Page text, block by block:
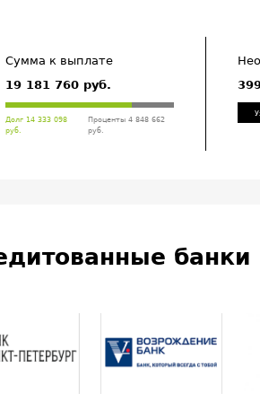
Сумма к выплате
19 181 760 руб.
Долг 14 333 098
руб.
Проценты 4 848 662
руб.
банки
Банк Открытие